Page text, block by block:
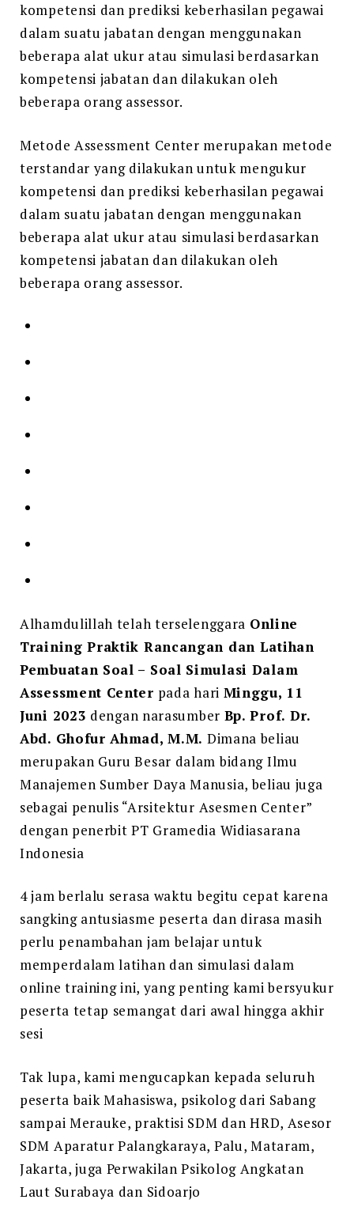
kompetensi dan prediksi keberhasilan pegawai
dalam suatu jabatan dengan menggunakan
beberapa alat ukur atau simulasi berdasarkan
kompetensi jabatan dan dilakukan oleh
beberapa orang assessor.
Metode Assessment Center merupakan metode
terstandar yang dilakukan untuk mengukur
kompetensi dan prediksi keberhasilan pegawai
dalam suatu jabatan dengan menggunakan
beberapa alat ukur atau simulasi berdasarkan
kompetensi jabatan dan dilakukan oleh
beberapa orang assessor.
Alhamdulillah telah terselenggara Online
Training Praktik Rancangan dan Latihan
Pembuatan Soal – Soal Simulasi Dalam
Assessment Center pada hari Minggu, 11
Juni 2023 dengan narasumber Bp. Prof. Dr.
Abd. Ghofur Ahmad, M.M. Dimana beliau
merupakan Guru Besar dalam bidang Ilmu
Manajemen Sumber Daya Manusia, beliau juga
sebagai penulis “Arsitektur Asesmen Center”
dengan penerbit PT Gramedia Widiasarana
Indonesia
4 jam berlalu serasa waktu begitu cepat karena
sangking antusiasme peserta dan dirasa masih
perlu penambahan jam belajar untuk
memperdalam latihan dan simulasi dalam
online training ini, yang penting kami bersyukur
peserta tetap semangat dari awal hingga akhir
sesi
Tak lupa, kami mengucapkan kepada seluruh
peserta baik Mahasiswa, psikolog dari Sabang
sampai Merauke, praktisi SDM dan HRD, Asesor
SDM Aparatur Palangkaraya, Palu, Mataram,
Jakarta, juga Perwakilan Psikolog Angkatan
Laut Surabaya dan Sidoarjo